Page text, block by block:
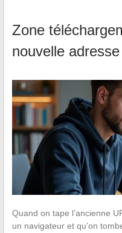
Zone
nouvelle
Quand on tape l’ancienne
un navigateur et qu’on